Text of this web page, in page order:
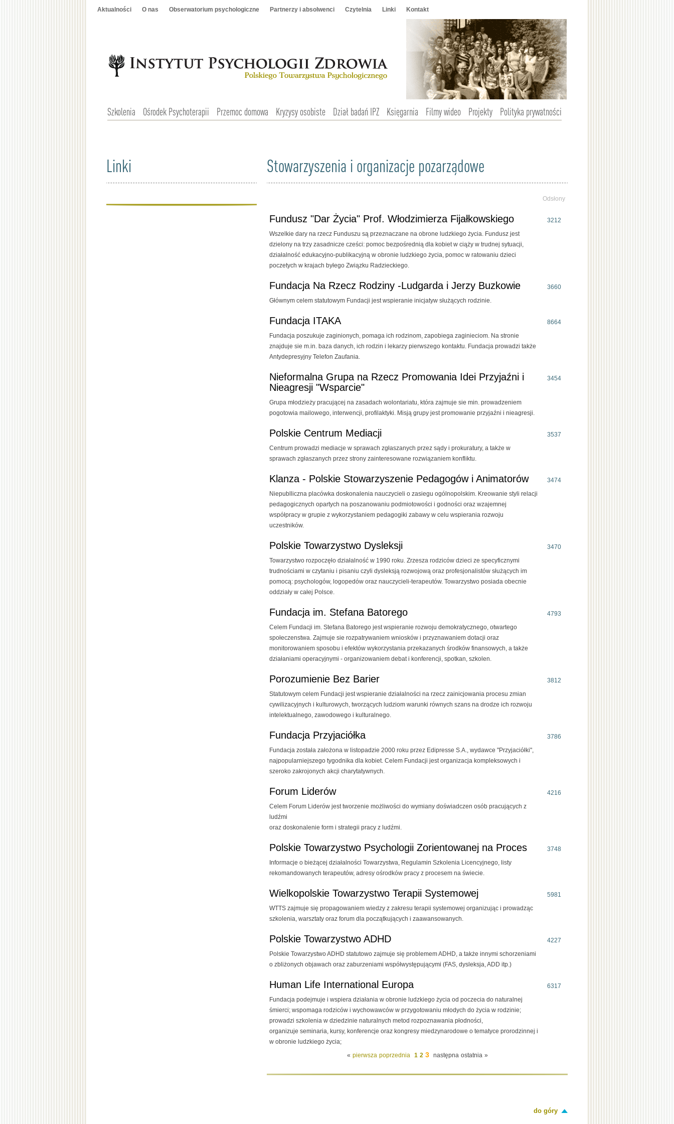
Aktualności O nas Obserwatorium psychologiczne Partnerzy i absolwenci Czytelnia Linki Kontakt
Szkolenia Ośrodek Psychoterapii Przemoc domowa Kryzysy osobiste Dział badań IPZ Księgarnia Filmy wideo Projekty Polityka prywatności
Linki Stowarzyszenia i organizacje pozarządowe
Odsłony
Fundusz "Dar Życia" Prof. Włodzimierza Fijałkowskiego
Wszelkie dary na rzecz Funduszu są przeznaczane na obrone ludzkiego życia. Fundusz jest
dzielony na trzy zasadnicze cześci: pomoc bezpośrednią dla kobiet w ciąży w trudnej sytuacji,
działalność edukacyjno-publikacyjną w obronie ludzkiego życia, pomoc w ratowaniu dzieci
poczetych w krajach byłego Związku Radzieckiego.
3212
Fundacja Na Rzecz Rodziny -Ludgarda i Jerzy Buzkowie
Głównym celem statutowym Fundacji jest wspieranie inicjatyw służących rodzinie.
3660
Fundacja ITAKA
Fundacja poszukuje zaginionych, pomaga ich rodzinom, zapobiega zaginieciom. Na stronie
znajduje sie m.in. baza danych, ich rodzin i lekarzy pierwszego kontaktu. Fundacja prowadzi także
Antydepresyjny Telefon Zaufania.
8664
Nieformalna Grupa na Rzecz Promowania Idei Przyjaźni i
Nieagresji "Wsparcie"
Grupa młodzieży pracującej na zasadach wolontariatu, która zajmuje sie min. prowadzeniem
pogotowia mailowego, interwencji, profilaktyki. Misją grupy jest promowanie przyjaźni i nieagresji.
3454
Polskie Centrum Mediacji
Centrum prowadzi mediacje w sprawach zgłaszanych przez sądy i prokuratury, a także w
sprawach zgłaszanych przez strony zainteresowane rozwiązaniem konfliktu.
3537
Klanza - Polskie Stowarzyszenie Pedagogów i Animatorów
Niepublliczna placówka doskonalenia nauczycieli o zasiegu ogólnopolskim. Kreowanie styli relacji
pedagogicznych opartych na poszanowaniu podmiotowości i godności oraz wzajemnej
współpracy w grupie z wykorzystaniem pedagogiki zabawy w celu wspierania rozwoju
uczestników.
3474
Polskie Towarzystwo Dysleksji
Towarzystwo rozpoczęło działalność w 1990 roku. Zrzesza rodziców dzieci ze specyficznymi
trudnościami w czytaniu i pisaniu czyli dysleksją rozwojową oraz profesjonalistów służących im
pomocą: psychologów, logopedów oraz nauczycieli-terapeutów. Towarzystwo posiada obecnie
oddziały w całej Polsce.
3470
Fundacja im. Stefana Batorego
Celem Fundacji im. Stefana Batorego jest wspieranie rozwoju demokratycznego, otwartego
społeczenstwa. Zajmuje sie rozpatrywaniem wniosków i przyznawaniem dotacji oraz
monitorowaniem sposobu i efektów wykorzystania przekazanych środków finansowych, a także
działaniami operacyjnymi - organizowaniem debat i konferencji, spotkan, szkolen.
4793
Porozumienie Bez Barier
Statutowym celem Fundacji jest wspieranie działalności na rzecz zainicjowania procesu zmian
cywilizacyjnych i kulturowych, tworzących ludziom warunki równych szans na drodze ich rozwoju
intelektualnego, zawodowego i kulturalnego.
3812
Fundacja Przyjaciółka
Fundacja została założona w listopadzie 2000 roku przez Edipresse S.A., wydawce "Przyjaciółki",
najpopularniejszego tygodnika dla kobiet. Celem Fundacji jest organizacja kompleksowych i
szeroko zakrojonych akcji charytatywnych.
3786
Forum Liderów
Celem Forum Liderów jest tworzenie możliwości do wymiany doświadczen osób pracujących z
ludźmi
oraz doskonalenie form i strategii pracy z ludźmi.
4216
Polskie Towarzystwo Psychologii Zorientowanej na Proces
Informacje o bieżącej działalności Towarzystwa, Regulamin Szkolenia Licencyjnego, listy
rekomandowanych terapeutów, adresy ośrodków pracy z procesem na świecie.
3748
Wielkopolskie Towarzystwo Terapii Systemowej
WTTS zajmuje się propagowaniem wiedzy z zakresu terapii systemowej organizując i prowadząc
szkolenia, warsztaty oraz forum dla początkujących i zaawansowanych.
5981
Polskie Towarzystwo ADHD
Polskie Towarzystwo ADHD statutowo zajmuje się problemem ADHD, a także innymi schorzeniami
o zbliżonych objawach oraz zaburzeniami współwystępującymi (FAS, dysleksja, ADD itp.)
4227
Human Life International Europa
Fundacja podejmuje i wspiera działania w obronie ludzkiego życia od poczecia do naturalnej
śmierci; wspomaga rodziców i wychowawców w przygotowaniu młodych do życia w rodzinie;
prowadzi szkolenia w dziedzinie naturalnych metod rozpoznawania płodności,
organizuje seminaria, kursy, konferencje oraz kongresy miedzynarodowe o tematyce prorodzinnej i
w obronie ludzkiego życia;
6317
« pierwsza poprzednia 1 2 3 następna ostatnia »
do góry